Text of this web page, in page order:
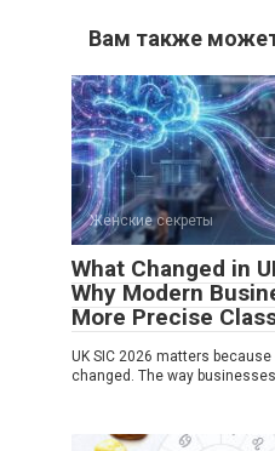
Вам также
Женские секреты
What Changed in
Why Modern
More Precise
UK SIC 2026 matters
changed. The way